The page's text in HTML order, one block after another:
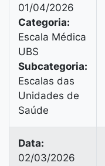
01/04/2026
Categoria:
Escala Médica
UBS
Subcategoria:
Escalas das
Unidades de
Saúde
Data:
02/03/2026